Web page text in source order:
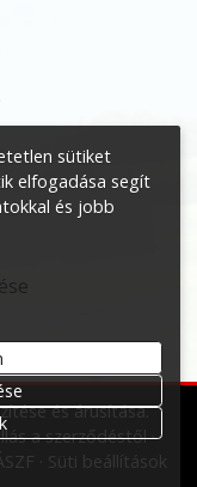
és árusítása.
a szerződéstől
Süti beállítások
sütiket
elfogadása segít
és jobb